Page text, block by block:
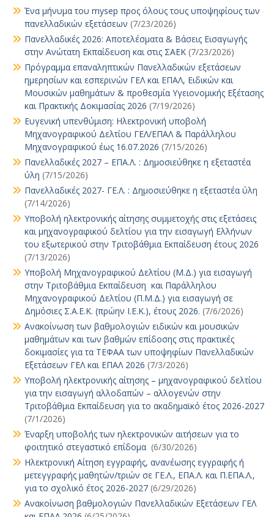
Ένα μήνυμα του mysep προς όλους τους υποψηφίους των
πανελλαδικών εξετάσεων (7/23/2026)
Πανελλαδικές 2026: Αποτελέσματα & Βάσεις Εισαγωγής
στην Ανώτατη Εκπαίδευση και στις ΣΑΕΚ (7/23/2026)
Πρόγραμμα επαναληπτικών Πανελλαδικών εξετάσεων
ημερησίων και εσπερινών ΓΕΛ και ΕΠΑΛ, Ειδικών και
Μουσικών μαθημάτων & προθεσμία Υγειονομικής Εξέτασης
και Πρακτικής Δοκιμασίας 2026 (7/19/2026)
Ευγενική υπενθύμιση: Ηλεκτρονική υποβολή
Μηχανογραφικού Δελτίου ΓΕΛ/ΕΠΑΛ & Παράλληλου
Μηχανογραφικού έως 16.07.2026 (7/15/2026)
Πανελλαδικές 2027 – ΕΠΑ.Λ. : Δημοσιεύθηκε η εξεταστέα
ύλη (7/15/2026)
Πανελλαδικές 2027- ΓΕ.Λ. : Δημοσιεύθηκε η εξεταστέα ύλη
(7/14/2026)
Υποβολή ηλεκτρονικής αίτησης συμμετοχής στις εξετάσεις
και μηχανογραφικού δελτίου για την εισαγωγή Ελλήνων
του εξωτερικού στην Τριτοβάθμια Εκπαίδευση έτους 2026
(7/13/2026)
Υποβολή Μηχανογραφικού Δελτίου (Μ.Δ.) για εισαγωγή
στην Τριτοβάθμια Εκπαίδευση και Παράλληλου
Μηχανογραφικού Δελτίου (Π.Μ.Δ.) για εισαγωγή σε
Δημόσιες Σ.Α.Ε.Κ. (πρώην Ι.Ε.Κ.), έτους 2026. (7/6/2026)
Ανακοίνωση των βαθμολογιών ειδικών και μουσικών
μαθημάτων και των βαθμών επίδοσης στις πρακτικές
δοκιμασίες για τα ΤΕΦΑΑ των υποψηφίων Πανελλαδικών
Εξετάσεων ΓΕΛ και ΕΠΑΛ 2026 (7/3/2026)
Υποβολή ηλεκτρονικής αίτησης – μηχανογραφικού δελτίου
για την εισαγωγή αλλοδαπών – αλλογενών στην
Τριτοβάθμια Εκπαίδευση για το ακαδημαϊκό έτος 2026-2027
(7/1/2026)
Έναρξη υποβολής των ηλεκτρονικών αιτήσεων για το
φοιτητικό στεγαστικό επίδομα (6/30/2026)
Ηλεκτρονική Αίτηση εγγραφής, ανανέωσης εγγραφής ή
μετεγγραφής μαθητών/τριών σε ΓΕ.Λ., ΕΠΑ.Λ. και Π.ΕΠΑ.Λ.,
για το σχολικό έτος 2026-2027 (6/29/2026)
Ανακοίνωση βαθμολογιών Πανελλαδικών Εξετάσεων ΓΕΛ